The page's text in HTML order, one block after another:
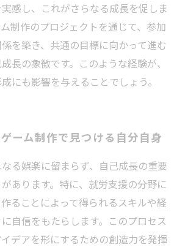
感し、これがさらなる成長を促しま
制作のプロジェクトを通じて、参加
を築き、共通の目標に向かって進む
長の象徴です。このような経験が、
にも影響を与えることでしょう。
ーム制作で見つける自分自身
る娯楽に留まらず、自己成長の重要
あります。特に、就労支援の分野に
ることによって得られるスキルや経
自信をもたらします。このプロセス
デアを形にするための創造力を発揮